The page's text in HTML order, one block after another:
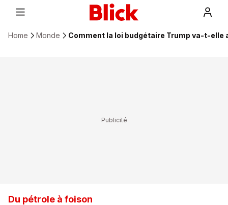
Home Monde Comment la loi budgétaire Trump va-t-
Du pétrole à foison